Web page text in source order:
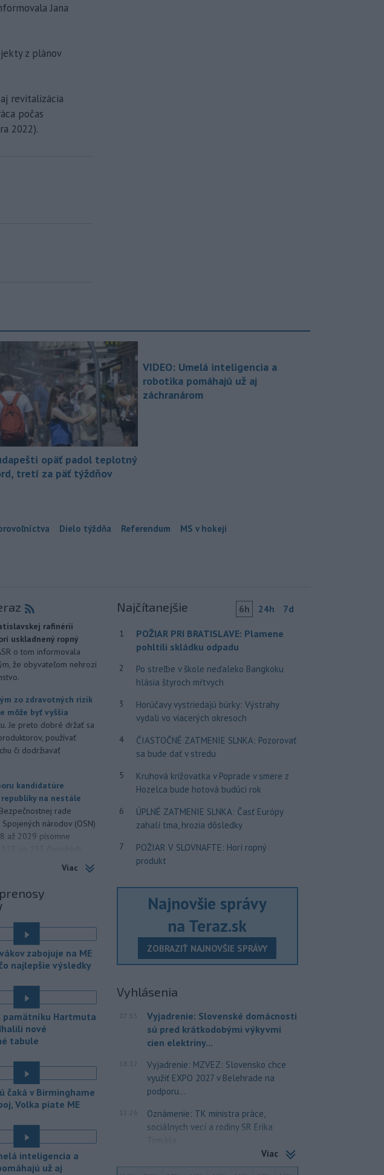
Jana
z plánov
revitalizácia
počas
2022).
opäť padol teplotný
tretí za päť týždňov
VIDEO: Umelá inteligencia a
robotika pomáhajú už aj
záchranárom
Dielo týždňa Referendum MS v hokeji
rafinérii
uskladnený ropný
o tom informovala
že obyvateľom nehrozí
zo zdravotných rizík
môže byť vyššia
Je preto dobré držať sa
používať
či dodržiavať
kandidatúre
na nestále
rade
národov (OSN)
až 2029 písomne
pre príslušnosť k
treba odsúdiť v zárodku.
sieti to v reakcii na útok
Nitre uviedol prezident
Národné
o novom
prokurátorovi, ak
skrátenie jeho
výpovednej lehoty.
oblastiach
Rakúska povodne a
ústav (SHMÚ)
pred búrkami vo
stredného a
Vydal preto
Viac
zabojuje na ME
najlepšie výsledky
pamätníku Hartmuta
nové
tabule
čaká v Birminghame
Volka piate ME
inteligencia a
už aj
Najčítanejšie 6h 24h 7d
1
POŽIAR PRI BRATISLAVE: Plamene
pohltili skládku odpadu
2
Po streľbe v škole neďaleko Bangkoku
hlásia štyroch mŕtvych
3
Horúčavy vystriedajú búrky: Výstrahy
vydali vo viacerých okresoch
4
ČIASTOČNÉ ZATMENIE SLNKA: Pozorovať
sa bude dať v stredu
5
Kruhová križovatka v Poprade v smere z
Hozelca bude hotová budúci rok
6
ÚPLNÉ ZATMENIE SLNKA: Časť Európy
zahalí tma, hrozia dôsledky
7
POŽIAR V SLOVNAFTE: Horí ropný
produkt
Najnovšie správy
na Teraz.sk
ZOBRAZIŤ NAJNOVŠIE SPRÁVY
Vyhlásenia
07:55
Vyjadrenie: Slovenské domácnosti
sú pred krátkodobými výkyvmi
cien elektriny...
18:12
Vyjadrenie: MZVEZ: Slovensko chce
využiť EXPO 2027 v Belehrade na
podporu...
12:26
Oznámenie: TK ministra práce,
sociálnych vecí a rodiny SR Erika
Tomáša
Viac